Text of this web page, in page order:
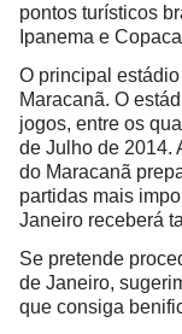
pontos turísticos
Ipanema e
O principal
Maracanã. O
jogos, entre os
de Julho de 2014.
do Maracanã
partidas mais
Janeiro receberá
Se pretende
de Janeiro,
que consiga